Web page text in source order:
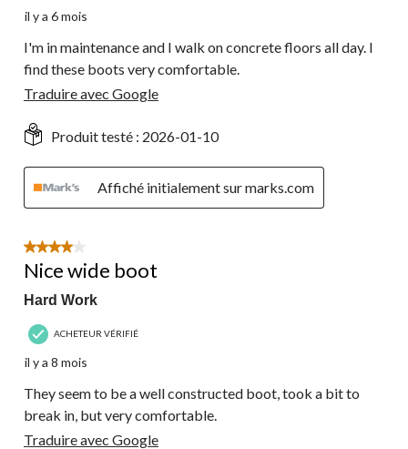
il y a 6 mois
I'm in maintenance and I walk on concrete floors all day. I
find these boots very comfortable.
Traduire avec Google
Produit testé : 2026-01-10
Affiché initialement sur marks.com
4 étoile(s) sur 5.
Nice wide boot
Hard Work
ACHETEUR VÉRIFIÉ
il y a 8 mois
They seem to be a well constructed boot, took a bit to
break in, but very comfortable.
Traduire avec Google